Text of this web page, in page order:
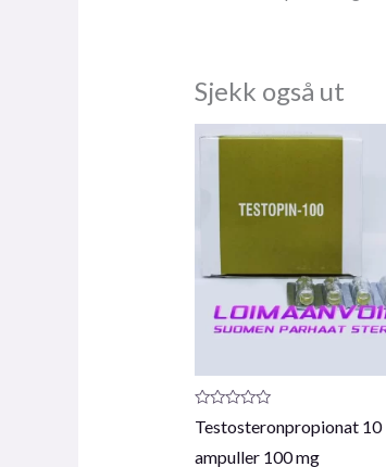
Sjekk også ut
Produktanmeldelse:
0
5
Testosteronpropionat 10
ampuller 100 mg